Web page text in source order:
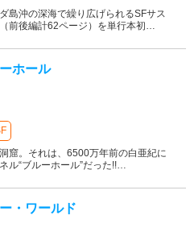
島沖の深海で繰り広げられるSFサス
前後編計62ページ）を単行本初…
ホール
窟。それは、6500万年前の白亜紀に
ル“ブルーホール”だった!!…
・ワールド